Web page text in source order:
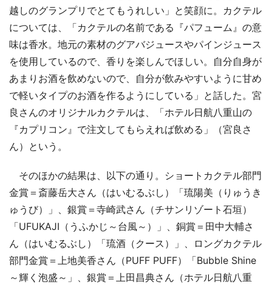
越しのグランプリでとてもうれしい」と笑顔に。カクテル
については、「カクテルの名前である『パフューム』の意
味は香水。地元の素材のグアバジュースやパインジュース
を使用しているので、香りを楽しんでほしい。自分自身が
あまりお酒を飲めないので、自分が飲みやすいように甘め
で軽いタイプのお酒を作るようにしている」と話した。宮
良さんのオリジナルカクテルは、「ホテル日航八重山の
『カプリコン』で注文してもらえれば飲める」（宮良さ
ん）という。
そのほかの結果は、以下の通り。ショートカクテル部門
金賞＝斎藤岳大さん（はいむるぶし）「琉陽美（りゅうき
ゅうび）」、銀賞＝寺崎武さん（チサンリゾート石垣）
「UFUKAJI（うふかじ～台風～）」、銅賞＝田中大輔さ
ん（はいむるぶし）「琉酒（クース）」、ロングカクテル
部門金賞＝上地美香さん（PUFF PUFF）「Bubble Shine
～輝く泡盛～」、銀賞＝上田昌典さん（ホテル日航八重